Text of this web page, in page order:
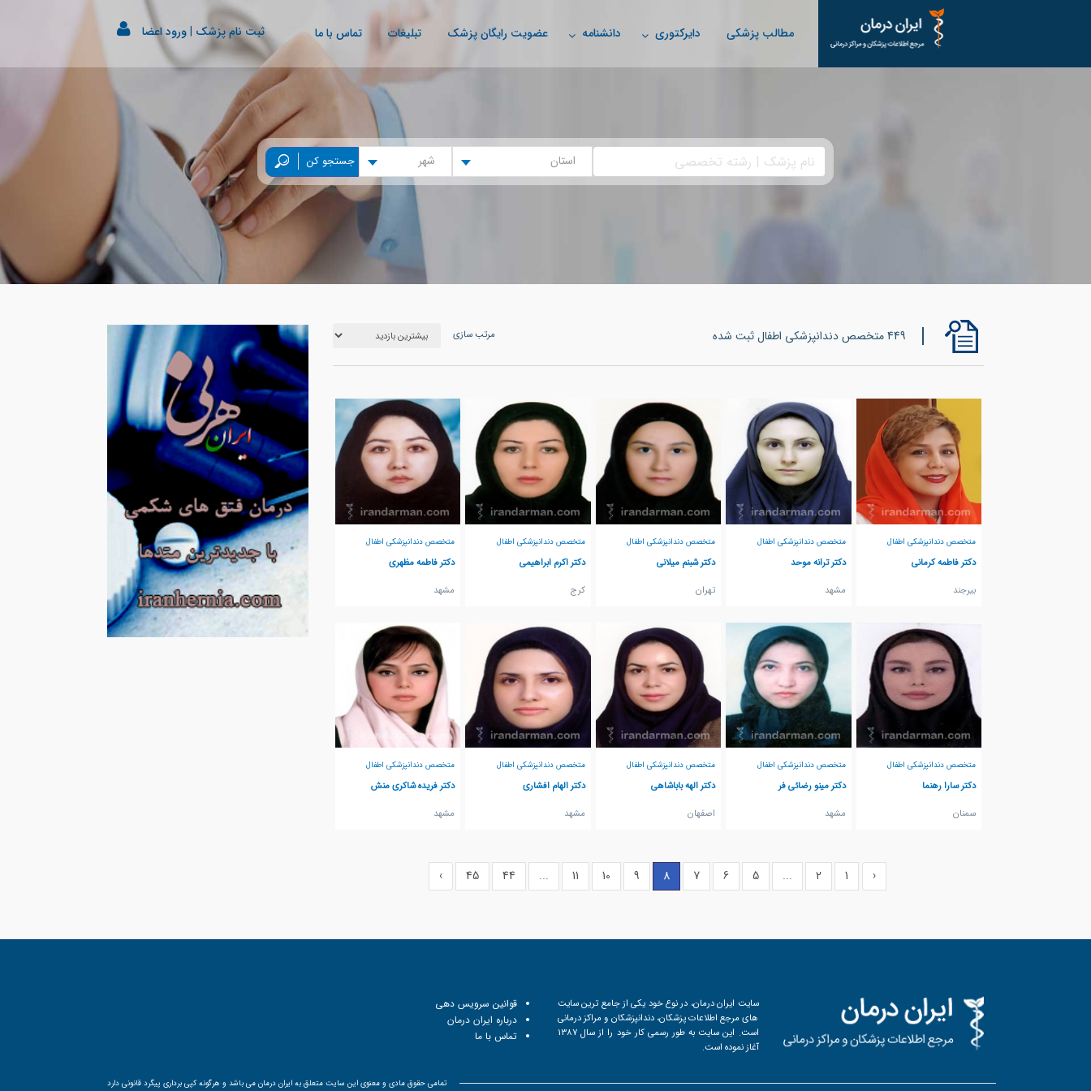
مطالب پزشکی دایرکتوری دانشنامه عضویت رایگان پزشک تبلیغات تماس با ما ثبت نام پزشک |ورود اعضا
استان شهر جستجو کن
449 متخصص دندانپزشکی اطفال ثبت شده مرتب سازی
متخصص دندانپزشکی اطفال
دکتر فاطمه کرمانی
بيرجند
متخصص دندانپزشکی اطفال
دکتر ترانه موحد
مشهد
متخصص دندانپزشکی اطفال
دکتر شبنم میلانی
تهران
متخصص دندانپزشکی اطفال
دکتر اکرم ابراهیمی
كرج
متخصص دندانپزشکی اطفال
دکتر فاطمه مظهری
مشهد
متخصص دندانپزشکی اطفال
دکتر سارا رهنما
سمنان
متخصص دندانپزشکی اطفال
دکتر مینو رضائی فر
مشهد
متخصص دندانپزشکی اطفال
دکتر الهه باباشاهی
اصفهان
متخصص دندانپزشکی اطفال
دکتر الهام افشاری
مشهد
متخصص دندانپزشکی اطفال
دکتر فریده شاکری منش
مشهد
‹
1
2
...
5
6
7
8
9
10
11
...
44
45
›
سایت ایران درمان، در نوع خود یکی از جامع ترین سایت
های مرجع اطلاعات پزشکان، دندانپزشکان و مراکز درمانی
است. این سایت به طور رسمی کار خود را از سال 1387
آغاز نموده است.
قوانین سرویس دهی
درباره ایران درمان
تماس با ما
تمامی حقوق مادی و معنوی این سایت متعلق به ایران درمان می باشد و هرگونه کپی برداری پیگرد قانونی دارد